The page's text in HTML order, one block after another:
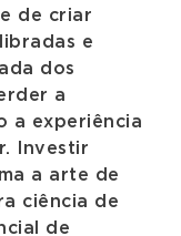
de criar
e
dos
a
a experiência
Investir
a arte de
ciência de
de